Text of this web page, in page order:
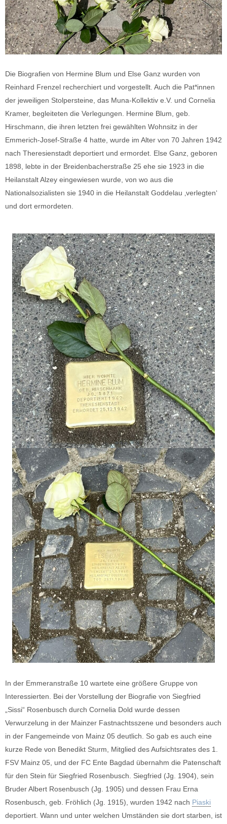
Die Biografien von Hermine Blum und Else Ganz wurden von
Reinhard Frenzel recherchiert und vorgestellt. Auch die Pat*innen
der jeweiligen Stolpersteine, das Muna-Kollektiv e.V. und Cornelia
Kramer, begleiteten die Verlegungen. Hermine Blum, geb.
Hirschmann, die ihren letzten frei gewählten Wohnsitz in der
Emmerich-Josef-Straße 4 hatte, wurde im Alter von 70 Jahren 1942
nach Theresienstadt deportiert und ermordet. Else Ganz, geboren
1898, lebte in der Breidenbacherstraße 25 ehe sie 1923 in die
Heilanstalt Alzey eingewiesen wurde, von wo aus die
Nationalsozialisten sie 1940 in die Heilanstalt Goddelau ‚verlegten‘
und dort ermordeten.
In der Emmeranstraße 10 wartete eine größere Gruppe von
Interessierten. Bei der Vorstellung der Biografie von Siegfried
„Sissi“ Rosenbusch durch Cornelia Dold wurde dessen
Verwurzelung in der Mainzer Fastnachtsszene und besonders auch
in der Fangemeinde von Mainz 05 deutlich. So gab es auch eine
kurze Rede von Benedikt Sturm, Mitglied des Aufsichtsrates des 1.
FSV Mainz 05, und der FC Ente Bagdad übernahm die Patenschaft
für den Stein für Siegfried Rosenbusch. Siegfried (Jg. 1904), sein
Bruder Albert Rosenbusch (Jg. 1905) und dessen Frau Erna
Rosenbusch, geb. Fröhlich (Jg. 1915), wurden 1942 nach Piaski
deportiert. Wann und unter welchen Umständen sie dort starben, ist